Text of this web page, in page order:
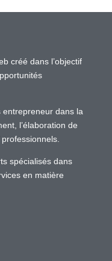
créé dans l’objectif
entrepreneur dans la
l’élaboration de
spécialisés dans
en matière